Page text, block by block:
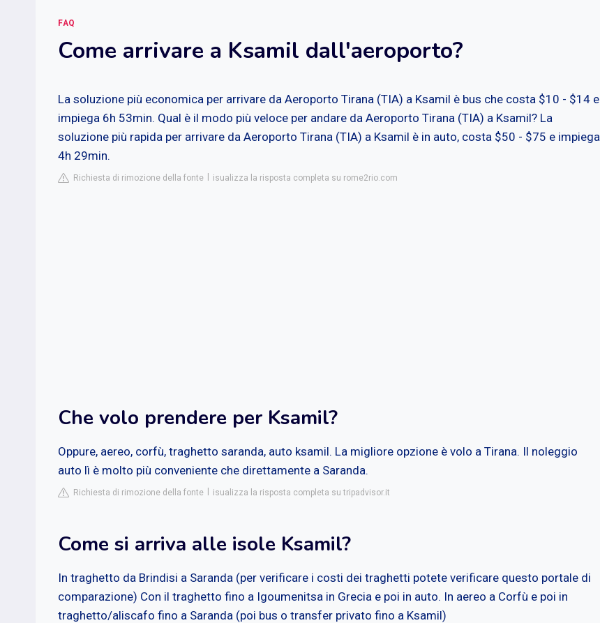
FAQ
Come arrivare a Ksamil dall'aeroporto?
La soluzione più economica per arrivare da Aeroporto Tirana (TIA) a Ksamil è bus che costa $10 - $14 e
impiega 6h 53min. Qual è il modo più veloce per andare da Aeroporto Tirana (TIA) a Ksamil? La
soluzione più rapida per arrivare da Aeroporto Tirana (TIA) a Ksamil è in auto, costa $50 - $75 e impiega
4h 29min.
Richiesta di rimozione della fonte isualizza la risposta completa su rome2rio.com
Che volo prendere per Ksamil?
Oppure, aereo, corfù, traghetto saranda, auto ksamil. La migliore opzione è volo a Tirana. Il noleggio
auto lì è molto più conveniente che direttamente a Saranda.
Richiesta di rimozione della fonte isualizza la risposta completa su tripadvisor.it
Come si arriva alle isole Ksamil?
In traghetto da Brindisi a Saranda (per verificare i costi dei traghetti potete verificare questo portale di
comparazione) Con il traghetto fino a Igoumenitsa in Grecia e poi in auto. In aereo a Corfù e poi in
traghetto/aliscafo fino a Saranda (poi bus o transfer privato fino a Ksamil)